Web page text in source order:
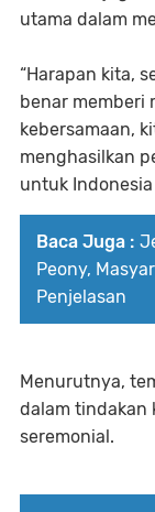
utama dalam
“Harapan kita,
benar memberi
kebersamaan,
menghasilkan
untuk Indonesia
Baca Juga :
Peony,
Penjelasan
Menurutnya,
dalam tindakan
seremonial.